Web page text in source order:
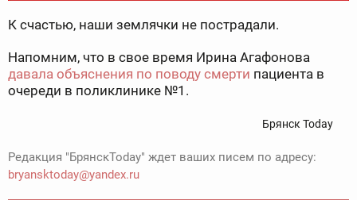
К счастью, наши землячки не пострадали.
Напомним, что в свое время Ирина Агафонова
давала объяснения по поводу смерти пациента в
очереди в поликлинике №1.
Брянск Today
Редакция "БрянскToday" ждет ваших писем по адресу:
bryansktoday@yandex.ru